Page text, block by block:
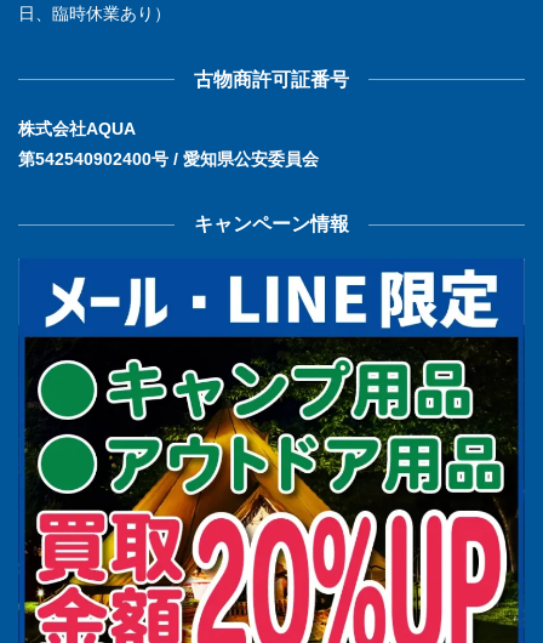
日、臨時休業あり）
古物商許可証番号
株式会社AQUA
第542540902400号 / 愛知県公安委員会
キャンペーン情報